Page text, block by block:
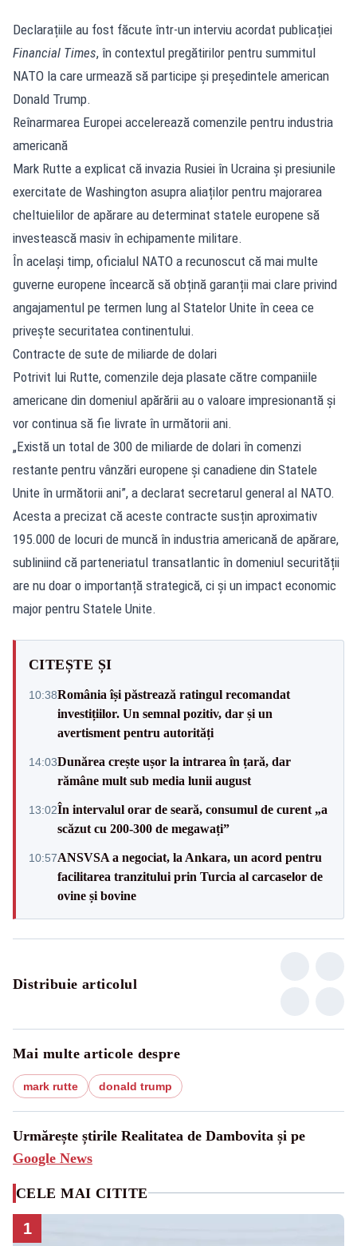
Declarațiile au fost făcute într-un interviu acordat publicației
Financial Times, în contextul pregătirilor pentru summitul
NATO la care urmează să participe și președintele american
Donald Trump.
Reînarmarea Europei accelerează comenzile pentru industria
americană
Mark Rutte a explicat că invazia Rusiei în Ucraina și presiunile
exercitate de Washington asupra aliaților pentru majorarea
cheltuielilor de apărare au determinat statele europene să
investească masiv în echipamente militare.
În același timp, oficialul NATO a recunoscut că mai multe
guverne europene încearcă să obțină garanții mai clare privind
angajamentul pe termen lung al Statelor Unite în ceea ce
privește securitatea continentului.
Contracte de sute de miliarde de dolari
Potrivit lui Rutte, comenzile deja plasate către companiile
americane din domeniul apărării au o valoare impresionantă și
vor continua să fie livrate în următorii ani.
„Există un total de 300 de miliarde de dolari în comenzi
restante pentru vânzări europene și canadiene din Statele
Unite în următorii ani”, a declarat secretarul general al NATO.
Acesta a precizat că aceste contracte susțin aproximativ
195.000 de locuri de muncă în industria americană de apărare,
subliniind că parteneriatul transatlantic în domeniul securității
are nu doar o importanță strategică, ci și un impact economic
major pentru Statele Unite.
CITEȘTE ȘI
10:38România își păstrează ratingul recomandat
investițiilor. Un semnal pozitiv, dar și un
avertisment pentru autorități
14:03Dunărea crește ușor la intrarea în țară, dar
rămâne mult sub media lunii august
13:02În intervalul orar de seară, consumul de curent „a
scăzut cu 200-300 de megawați”
10:57ANSVSA a negociat, la Ankara, un acord pentru
facilitarea tranzitului prin Turcia al carcaselor de
ovine și bovine
Distribuie articolul
Mai multe articole despre
mark rutte donald trump
Urmărește știrile Realitatea de Dambovita și pe
Google News
CELE MAI CITITE
1